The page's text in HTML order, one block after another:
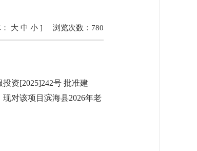
浏览次数： 780
大 中 小 ]
资[2025]242号 批准建
对该项目滨海县2026年老